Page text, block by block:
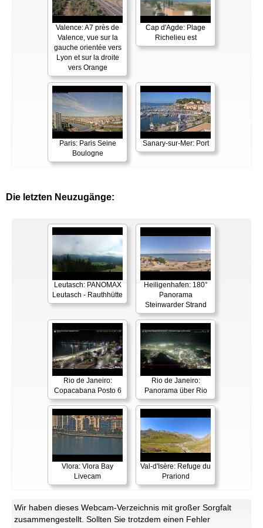
Valence: A7 près de
Valence, vue sur la
gauche orientée vers
Lyon et sur la droite
vers Orange
Cap d'Agde: Plage
Richelieu est
Paris: Paris Seine
Boulogne
Sanary-sur-Mer: Port
Die letzten Neuzugänge:
Leutasch: PANOMAX
Leutasch - Rauthhütte
Heiligenhafen: 180°
Panorama
Steinwarder Strand
Rio de Janeiro:
Copacabana Posto 6
Rio de Janeiro:
Panorama über Rio
Vlora: Vlora Bay
Livecam
Val-d'Isère: Refuge du
Prariond
Wir haben dieses Webcam-Verzeichnis mit großer Sorgfalt
zusammengestellt. Sollten Sie trotzdem einen Fehler